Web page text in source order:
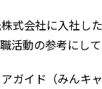
式会社に入社し
活動の参考にし
ガイド（みんキ